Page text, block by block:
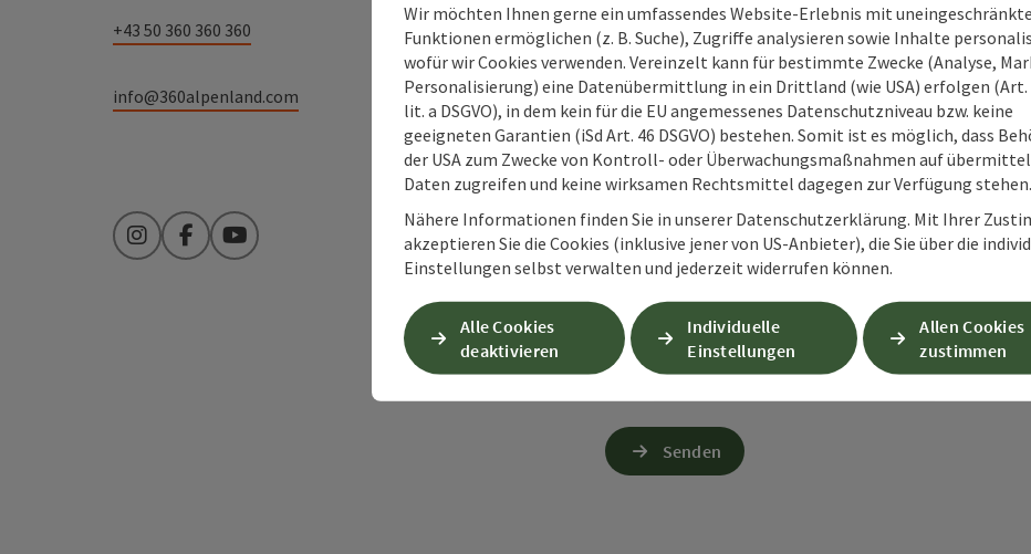
+43 50 360 360 360
info@360alpenland.com
InstagramFacebookYouTube
Unverbindliche Anfrage*
Zum Schutz vor Spam wird Google reCAPTCHA
personenbezogene Daten (z. B. die IP-Adresse)
Absenden des Formulars werden die dafür
ist eine Kontaktaufnahme jederzeit per E-Mail
Wenn Sie per Formular auf der Website oder per E-
Ihre angegebenen Daten zwecks Bearbeitung der
Anschlussfragen sechs Monate bei uns gespeichert.
Einwilligung weiter.
Senden
Wir möchten Ihnen gerne ein umfassendes Website-Erlebnis mit
Funktionen ermöglichen (z. B. Suche), Zugriffe analysieren sowie Inhalte
wofür wir Cookies verwenden. Vereinzelt kann für bestimmte Zwecke (Analyse,
Personalisierung) eine Datenübermittlung in ein Drittland (wie USA) erfolgen (Art.
lit. a DSGVO), in dem kein für die EU angemessenes Datenschutzniveau bzw. keine
geeigneten Garantien (iSd Art. 46 DSGVO) bestehen. Somit ist es möglich, dass
der USA zum Zwecke von Kontroll- oder Überwachungsmaßnahmen auf
Daten zugreifen und keine wirksamen Rechtsmittel dagegen zur Verfügung stehen.
Nähere Informationen finden Sie in unserer Datenschutzerklärung. Mit Ihrer
akzeptieren Sie die Cookies (inklusive jener von US-Anbieter), die Sie über die
Einstellungen selbst verwalten und jederzeit widerrufen können.
Alle Cookies
deaktivieren
Individuelle
Einstellungen
Allen Cookies
zustimmen